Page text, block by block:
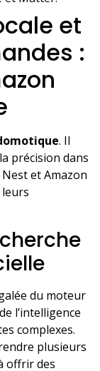
et
:
. Il
précision dans
Nest et Amazon
du moteur
l’intelligence
complexes.
plusieurs
offrir des